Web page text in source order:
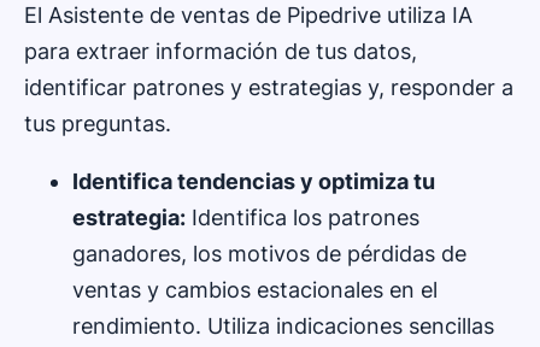
El Asistente de ventas de Pipedrive utiliza IA
para extraer información de tus datos,
identificar patrones y estrategias y, responder a
tus preguntas.
Identifica tendencias y optimiza tu
estrategia: Identifica los patrones
ganadores, los motivos de pérdidas de
ventas y cambios estacionales en el
rendimiento. Utiliza indicaciones sencillas